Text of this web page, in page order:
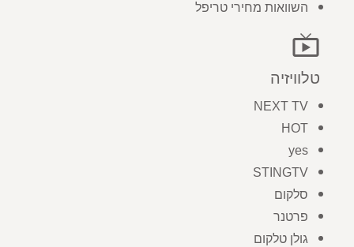
השוואות מחירי טריפל
live_tv
טלוויזיה
NEXT TV
HOT
yes
STINGTV
סלקום
פרטנר
גולן טלקום